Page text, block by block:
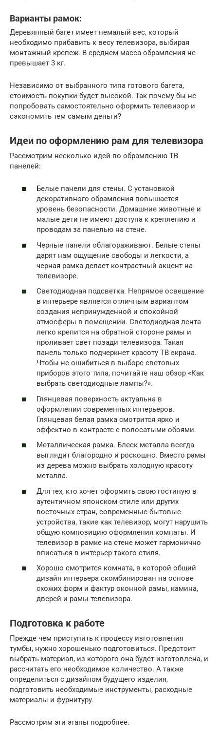
Варианты рамок:
Деревянный багет имеет немалый вес, который
необходимо прибавить к весу телевизора, выбирая
монтажный крепеж. В среднем масса обрамления не
превышает 3 кг.
Независимо от выбранного типа готового багета,
стоимость покупки будет высокой. Так почему бы не
попробовать самостоятельно оформить телевизор и
сэкономить тем самым деньги?
Идеи по оформлению рам для телевизора
Рассмотрим несколько идей по обрамлению ТВ
панелей:
Белые панели для стены. С установкой
декоративного обрамления повышается
уровень безопасности. Домашние животные и
малые дети не имеют доступа к креплению и
проводам за панелью на стене.
Черные панели облагораживают. Белые стены
дарят нам ощущение свободы и легкости, а
черная рамка делает контрастный акцент на
телевизоре.
Светодиодная подсветка. Непрямое освещение
в интерьере является отличным вариантом
создания непринужденной и спокойной
атмосферы в помещении. Светодиодная лента
легко крепится на обратной стороне рамы и
проливает свет позади телевизора. Такая
панель только подчеркнет красоту ТВ экрана.
Чтобы не ошибиться в выборе световых
приборов этого типа, почитайте наш обзор «Как
выбрать светодиодные лампы?».
Глянцевая поверхность актуальна в
оформлении современных интерьеров.
Глянцевая белая рамка смотрится ярко и
эффектно в контрасте с полосатыми обоями.
Металлическая рамка. Блеск металла всегда
выглядит благородно и роскошно. Вместо рамы
из дерева можно выбрать холодную красоту
металла.
Для тех, кто хочет оформить свою гостиную в
аутентичном японском стиле или других
восточных стран, современные бытовые
устройства, такие как телевизор, могут нарушить
общую композицию оформления комнаты. И
телевизор в рамке на стене может гармонично
вписаться в интерьер такого стиля.
Хорошо смотрится комната, в которой общий
дизайн интерьера скомбинирован на основе
схожих форм и фактур оконной рамы, камина,
дверей и рамы телевизора.
Подготовка к работе
Прежде чем приступить к процессу изготовления
тумбы, нужно хорошенько подготовиться. Предстоит
выбрать материал, из которого она будет изготовлена, и
рассчитать его необходимое количество. А также
определиться с дизайном будущего изделия,
подготовить необходимые инструменты, расходные
материалы и фурнитуру.
Рассмотрим эти этапы подробнее.